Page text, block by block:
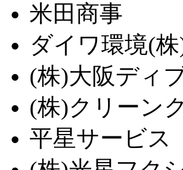
米田商事
ダイワ環境(
(株)大阪ディ
(株)クリーン
平星サービス